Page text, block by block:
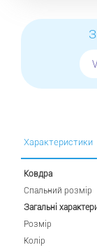
Характеристики
Ковдра
Спальний розмір
Загальні
Розмір
Колір